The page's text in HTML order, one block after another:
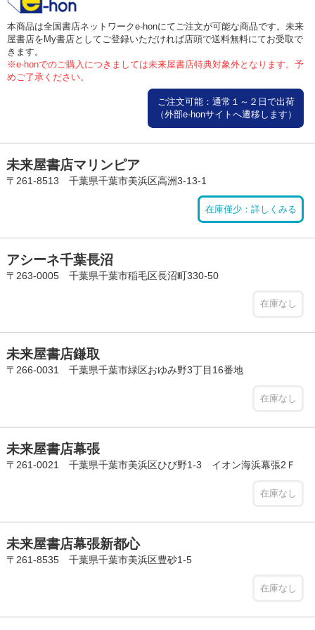
本商品は全国書店ネットワークe-honにてご注文が可能な商品です。未来
屋書店をMy書店としてご登録いただければ店頭で送料無料にてお受取で
きます。
※e-honでのご購入につきましては未来屋書店特典対象外となります。予
めご了承ください。
ご注文可能：通常１～２日で出荷
（外部e-honサイトへ遷移します）
未来屋書店マリンピア
〒261-8513 千葉県千葉市美浜区高洲3-13-1
在庫僅少：詳しくみる
アシーネ千葉長沼
〒263-0005 千葉県千葉市稲毛区長沼町330-50
在庫なし
未来屋書店鎌取
〒266-0031 千葉県千葉市緑区おゆみ野3丁目16番地
在庫なし
未来屋書店幕張
〒261-0021 千葉県千葉市美浜区ひび野1-3 イオン海浜幕張2Ｆ
在庫なし
未来屋書店幕張新都心
〒261-8535 千葉県千葉市美浜区豊砂1-5
在庫なし